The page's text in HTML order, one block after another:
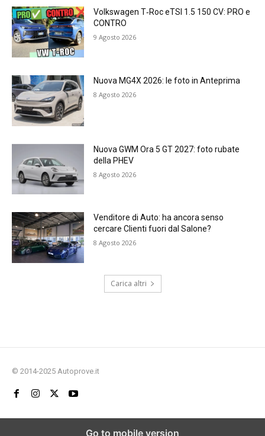
Volkswagen T‑Roc eTSI 1.5 150 CV: PRO e
CONTRO
9 Agosto 2026
Nuova MG4X 2026: le foto in Anteprima
8 Agosto 2026
Nuova GWM Ora 5 GT 2027: foto rubate
della PHEV
8 Agosto 2026
Venditore di Auto: ha ancora senso
cercare Clienti fuori dal Salone?
8 Agosto 2026
Carica altri
© 2014-2025 Autoprove.it
Go to mobile version